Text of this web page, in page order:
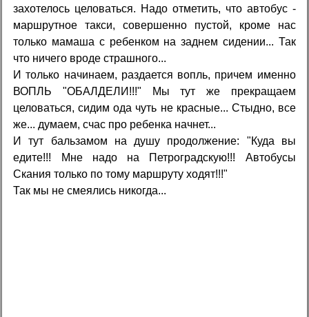
захотелось целоваться. Надо отметить, что автобус -
маршрутное такси, совершенно пустой, кроме нас
только мамаша с ребенком на заднем сидении... Так
что ничего вроде страшного...
И только начинаем, раздается вопль, причем именно
ВОПЛЬ "ОБАЛДЕЛИ!!!" Мы тут же прекращаем
целоваться, сидим ода чуть не красные... Стыдно, все
же... думаем, счас про ребенка начнет...
И тут бальзамом на душу продолжение: "Куда вы
едите!!! Мне надо на Петроградскую!!! Автобусы
Скания только по тому маршруту ходят!!!"
Так мы не смеялись никогда...